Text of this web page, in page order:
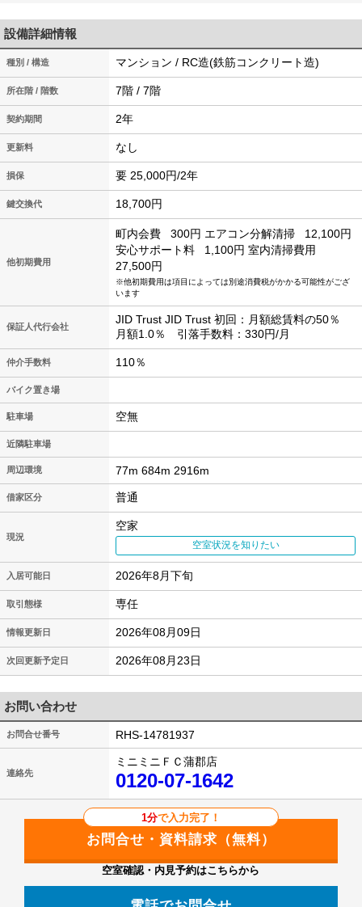
設備詳細情報
種別 / 構造 マンション / RC造(鉄筋コンクリート造)
所在階 / 階数 7階 / 7階
契約期間 2年
更新料 なし
損保 要 25,000円/2年
鍵交換代 18,700円
他初期費用
町内会費 300円 エアコン分解清掃
12,100円
安心サポート料
1,100円 室内清掃費用
27,500円
※他初期費用は項目によっては別途消費税がかかる可能性がござ
います
保証人代行会社
JID Trust JID Trust 初回：月額総賃料の50％
月額1.0％ 引落手数料：330円/月
仲介手数料 110％
バイク置き場
駐車場 空無
近隣駐車場
周辺環境 77m 684m 2916m
借家区分 普通
現況
空家
空室状況を知りたい
入居可能日 2026年8月下旬
取引態様 専任
情報更新日 2026年08月09日
次回更新予定日 2026年08月23日
お問い合わせ
お問合せ番号 RHS-14781937
連絡先
ミニミニＦＣ蒲郡店
0120-07-1642
1分で入力完了！
空室確認・内見予約はこちらから